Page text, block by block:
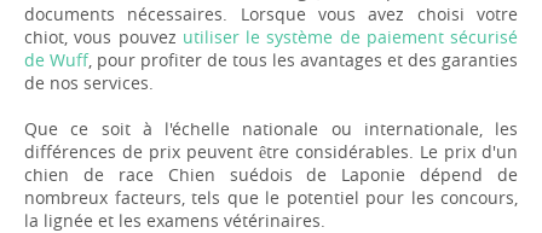
documents nécessaires. Lorsque vous avez choisi votre
chiot, vous pouvez utiliser le système de paiement sécurisé
de Wuff, pour profiter de tous les avantages et des garanties
de nos services.
Que ce soit à l'échelle nationale ou internationale, les
différences de prix peuvent être considérables. Le prix d'un
chien de race Chien suédois de Laponie dépend de
nombreux facteurs, tels que le potentiel pour les concours,
la lignée et les examens vétérinaires.